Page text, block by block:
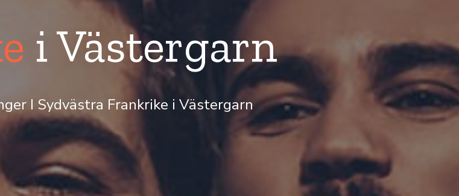
i Västergarn
I Sydvästra Frankrike i Västergarn